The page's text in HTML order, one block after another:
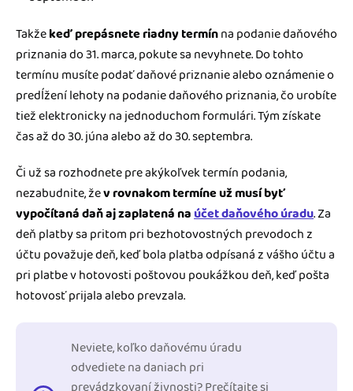
Takžekeď prepásnete riadny termínna podanie daňového
priznania do 31. marca, pokute sa nevyhnete. Do tohto
termínu musíte podať daňové priznanie alebo oznámenie o
predĺžení lehoty na podanie daňového priznania, čo urobíte
tiež elektronicky na jednoduchom formulári. Tým získate
čas až do 30. júna alebo až do 30. septembra.
Či už sa rozhodnete pre akýkoľvek termín podania,
nezabudnite, žev rovnakom termíne už musí byť
vypočítaná daň aj zaplatená naúčet daňového úradu. Za
deň platby sa pritom pri bezhotovostných prevodoch z
účtu považuje deň, keď bola platba odpísaná z vášho účtu a
pri platbe v hotovosti poštovou poukážkou deň, keď pošta
hotovosť prijala alebo prevzala.
Neviete, koľko daňovému úradu
odvediete na daniach pri